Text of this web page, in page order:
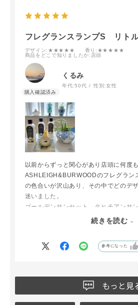
フレグランスランプS リト
デザイン:★★★★★ 香り :★★★★★
商品をどこで知りましたか:店頭
くるみ
年代:50代 性別:女性
以前からずっと関心があり店頭に何度
ASHLEIGH&BURWOODのフレグラン
の色合いが沢山あり、その中でどのデ
迷いました。
ゴールデンサンセット、タヒチアンサ
ブオーシャン、シースケープと迷った
とめて購入しました。
きでアロマ歴３０年ですが、今はフレ
香りを検討して楽しんでいます。
続きを読む
参考になった
もっと見